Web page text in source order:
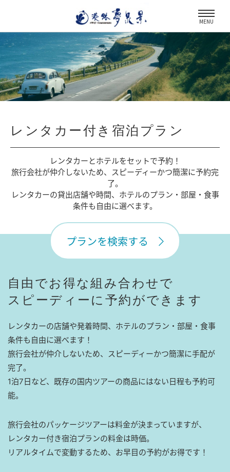
MENU
レンタカー付き宿泊プラン
レンタカーとホテルをセットで予約！
旅行会社が仲介しないため、
スピーディーかつ簡潔に予約完
了。
レンタカーの貸出店舗や時間、 ホテルのプラン・部屋・食事
条件も自由に選べます。
プランを検索する
自由でお得な組み合わせで
スピーディーに予約ができます
レンタカーの店舗や発着時間、ホテルのプラン・部屋・食事
条件も自由に選べます！
旅行会社が仲介しないため、スピーディーかつ簡潔に手配が
完了。
1泊7日など、既存の国内ツアーの商品にはない日程も予約可
能。
旅行会社のパッケージツアーは料金が決まっていますが、
レンタカー付き宿泊プランの料金は時価。
リアルタイムで変動するため、お早目の予約がお得です！